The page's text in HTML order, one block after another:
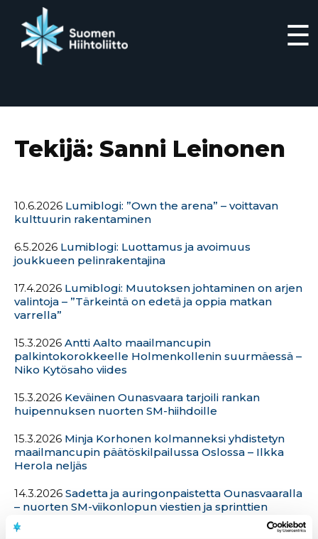
☰
Tekijä: Sanni Leinonen
10.6.2026 Lumiblogi: ”Own the arena” – voittavan
kulttuurin rakentaminen
6.5.2026 Lumiblogi: Luottamus ja avoimuus
joukkueen pelinrakentajina
17.4.2026 Lumiblogi: Muutoksen johtaminen on arjen
valintoja – ”Tärkeintä on edetä ja oppia matkan
varrella”
15.3.2026 Antti Aalto maailmancupin
palkintokorokkeelle Holmenkollenin suurmäessä –
Niko Kytösaho viides
15.3.2026 Keväinen Ounasvaara tarjoili rankan
huipennuksen nuorten SM-hiihdoille
15.3.2026 Minja Korhonen kolmanneksi yhdistetyn
maailmancupin päätöskilpailussa Oslossa – Ilkka
Herola neljäs
14.3.2026 Sadetta ja auringonpaistetta Ounasvaaralla
– nuorten SM-viikonlopun viestien ja sprinttien
mitalit jaettu